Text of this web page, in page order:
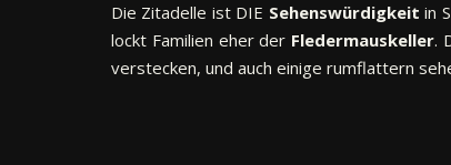
Die Zitadelle ist DIE Sehenswürdigkeit in
lockt Familien eher der Fledermauskeller.
verstecken, und auch einige rumflattern